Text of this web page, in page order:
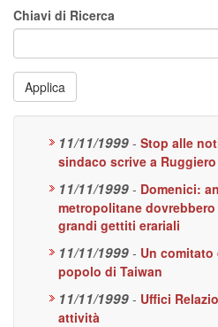
Chiavi di Ricerca
Applica
11/11/1999 - Stop alle
sindaco scrive a Ruggiero
11/11/1999 - Domenici:
metropolitane
grandi gettiti erariali
11/11/1999 - Un
popolo di Taiwan
11/11/1999 - Uffici
attività